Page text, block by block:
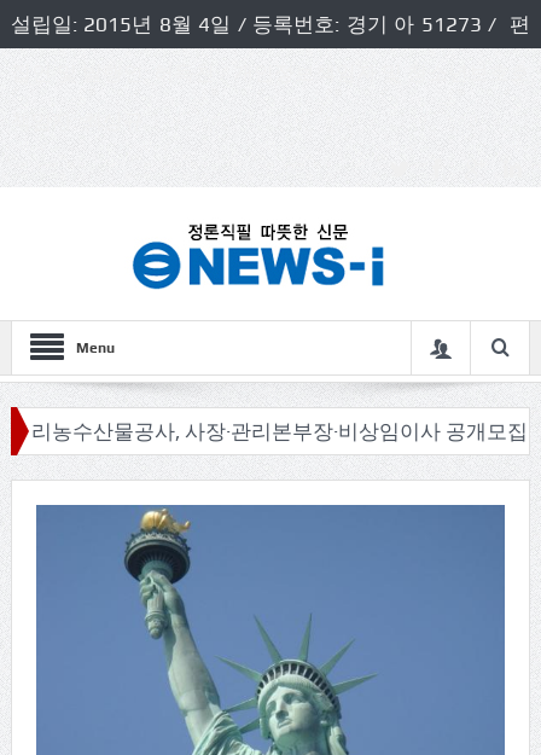
설립일: 2015년 8월 4일 / 등록번호: 경기 아 51273 / 편
집인 및 발행인: 허득천 / 개인정보책임자 및 청소년보호호
책임자: 최상규
Menu
물공사, 사장·관리본부장·비상임이사 공개모집 신동